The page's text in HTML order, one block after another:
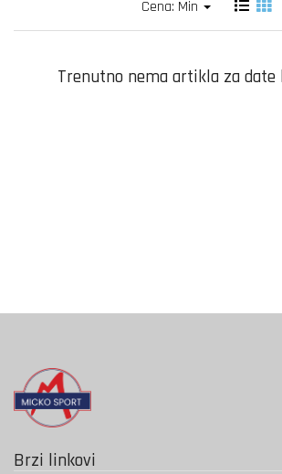
Cena: Min
Trenutno nema artikla za date
Brzi linkovi